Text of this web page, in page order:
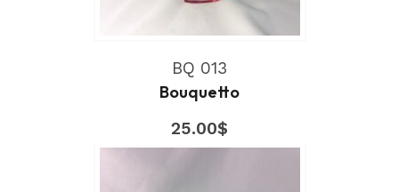
BQ 013
Bouquetto
25.00$